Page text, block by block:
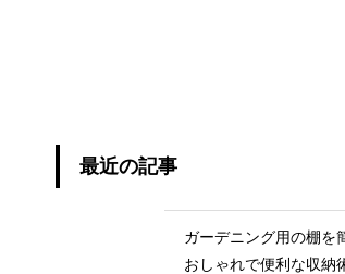
最近の記事
ガーデニング用の棚を
おしゃれで便利な収納